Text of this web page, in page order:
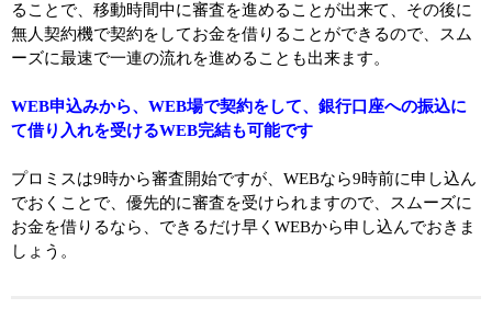
ることで、移動時間中に審査を進めることが出来て、その後に
無人契約機で契約をしてお金を借りることができるので、スム
ーズに最速で一連の流れを進めることも出来ます。
WEB申込みから、WEB場で契約をして、銀行口座への振込に
て借り入れを受けるWEB完結も可能です
プロミスは9時から審査開始ですが、WEBなら9時前に申し込ん
でおくことで、優先的に審査を受けられますので、スムーズに
お金を借りるなら、できるだけ早くWEBから申し込んでおきま
しょう。